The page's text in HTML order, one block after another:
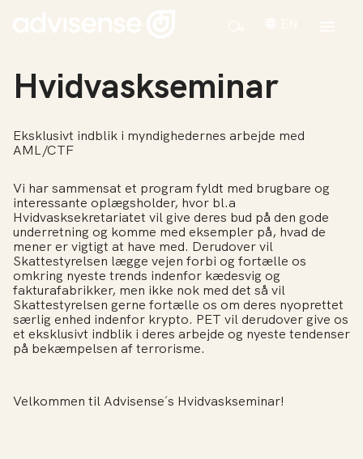
Hvidvaskseminar
Eksklusivt indblik i myndighedernes arbejde med
AML/CTF
Vi har sammensat et program fyldt med brugbare og
interessante oplægsholder, hvor bl.a
Hvidvasksekretariatet vil give deres bud på den gode
underretning og komme med eksempler på, hvad de
mener er vigtigt at have med. Derudover vil
Skattestyrelsen lægge vejen forbi og fortælle os
omkring nyeste trends indenfor kædesvig og
fakturafabrikker, men ikke nok med det så vil
Skattestyrelsen gerne fortælle os om deres nyoprettet
særlig enhed indenfor krypto. PET vil derudover give os
et eksklusivt indblik i deres arbejde og nyeste tendenser
på bekæmpelsen af terrorisme.
Velkommen til Advisense´s Hvidvaskseminar!